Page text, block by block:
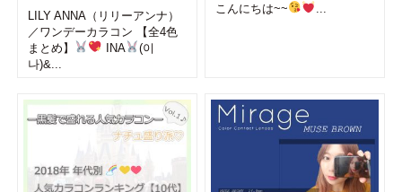
LILY ANNA（リリーアンナ）
／ワンデーカラコン 【全4色
まとめ】
INA
(이
나)&...
こんにちは~~